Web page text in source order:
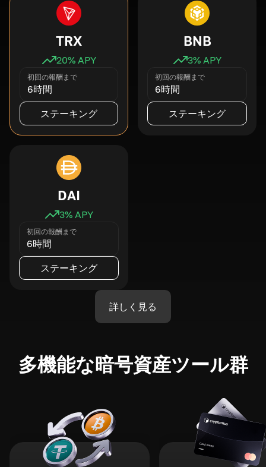
TRX
20% APY
初回の報酬まで
6時間
ステーキング
BNB
3% APY
初回の報酬まで
6時間
ステーキング
DAI
3% APY
初回の報酬まで
6時間
ステーキング
詳しく見る
多機能な暗号資産ツール群